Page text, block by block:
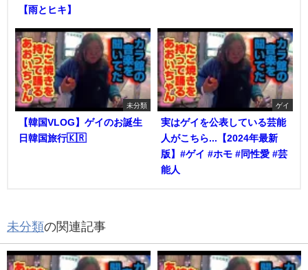
【雨とヒキ】
未分類
【韓国VLOG】ゲイのお誕生
日韓国旅行🇰🇷
ゲイ
実はゲイを公表している芸能
人がこちら...【2024年最新
版】#ゲイ #ホモ #同性愛 #芸
能人
未分類の関連記事